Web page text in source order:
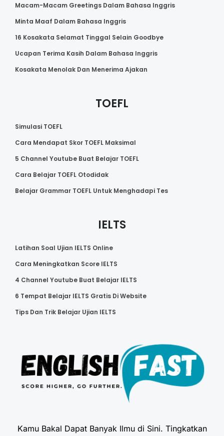
Macam-Macam Greetings Dalam Bahasa Inggris
Minta Maaf Dalam Bahasa Inggris
16 Kosakata Selamat Tinggal Selain Goodbye
Ucapan Terima Kasih Dalam Bahasa Inggris
Kosakata Menolak Dan Menerima Ajakan
TOEFL
Simulasi TOEFL
Cara Mendapat Skor TOEFL Maksimal
5 Channel Youtube Buat Belajar TOEFL
Cara Belajar TOEFL Otodidak
Belajar Grammar TOEFL Untuk Menghadapi Tes
IELTS
Latihan Soal Ujian IELTS Online
Cara Meningkatkan Score IELTS
4 Channel Youtube Buat Belajar IELTS
6 Tempat Belajar IELTS Gratis Di Website
Tips Dan Trik Belajar Ujian IELTS
Kamu Bakal Dapat Banyak Ilmu di Sini. Tingkatkan